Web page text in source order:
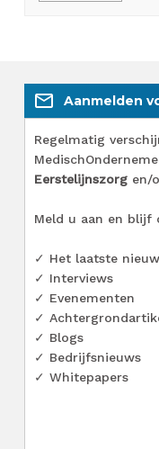
mail_outline Aanmelden
Regelmatig
Eerstelijnszorg en/
Meld u aan en blijf
✓ Het laatste
✓ Interviews
✓ Evenementen
✓
✓ Blogs
✓ Bedrijfsnieuws
✓ Whitepapers